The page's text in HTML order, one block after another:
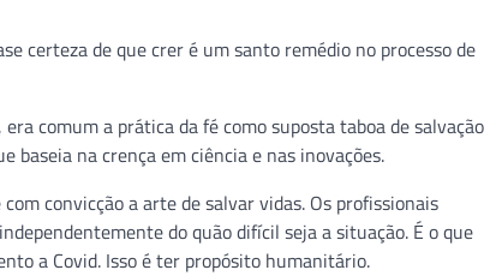
certeza de que crer é um santo remédio no processo de
comum a prática da fé como suposta taboa de salvação
baseia na crença em ciência e nas inovações.
convicção a arte de salvar vidas. Os profissionais
do quão difícil seja a situação. É o que
a Covid. Isso é ter propósito humanitário.